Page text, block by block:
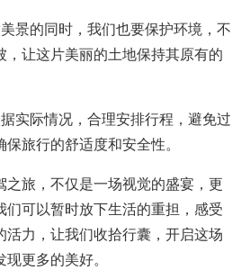
景的同时，我们也要保护环境，不
，让这片美丽的土地保持其原有的
实际情况，合理安排行程，避免过
旅行的舒适度和安全性。
之旅，不仅是一场视觉的盛宴，更
们可以暂时放下生活的重担，感受
活力，让我们收拾行囊，开启这场
更多的美好。